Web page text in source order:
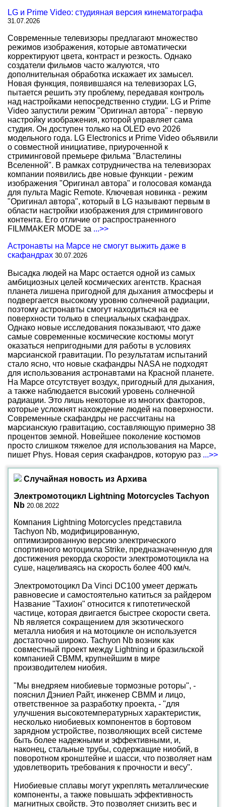
LG и Prime Video: студияная версия кинематографа
31.07.2026
Современные телевизоры предлагают множество
режимов изображения, которые автоматически
корректируют цвета, контраст и резкость. Однако
создатели фильмов часто жалуются, что
дополнительная обработка искажает их замысел.
Новая функция, появившаяся на телевизорах LG,
пытается решить эту проблему, передавая контроль
над настройками непосредственно студии. LG и Prime
Video запустили режим "Оригинал автора" - первую
настройку изображения, которой управляет сама
студия. Он доступен только на OLED evo 2026
модельного года. LG Electronics и Prime Video объявили
о совместной инициативе, приуроченной к
стриминговой премьере фильма "Властелины
Вселенной". В рамках сотрудничества на телевизорах
компании появились две новые функции - режим
изображения "Оригинал автора" и голосовая команда
для пульта Magic Remote. Ключевая новинка - режим
"Оригинал автора", который в LG называют первым в
области настройки изображения для стримингового
контента. Его отличие от распространенного
FILMMAKER MODE за ...>>
Астронавты на Марсе не смогут выжить даже в
скафандрах 30.07.2026
Высадка людей на Марс остается одной из самых
амбициозных целей космических агентств. Красная
планета лишена пригодной для дыхания атмосферы и
подвергается высокому уровню солнечной радиации,
поэтому астронавты смогут находиться на ее
поверхности только в специальных скафандрах.
Однако новые исследования показывают, что даже
самые современные космические костюмы могут
оказаться непригодными для работы в условиях
марсианской гравитации. По результатам испытаний
стало ясно, что новые скафандры NASA не подходят
для использования астронавтами на Красной планете.
На Марсе отсутствует воздух, пригодный для дыхания,
а также наблюдается высокий уровень солнечной
радиации. Это лишь некоторые из многих факторов,
которые усложнят нахождение людей на поверхности.
Современные скафандры не рассчитаны на
марсианскую гравитацию, составляющую примерно 38
процентов земной. Новейшее поколение костюмов
просто слишком тяжелое для использования на Марсе,
пишет Phys. Новая серия скафандров, которую раз ...>>
Случайная новость из Архива
Электромотоцикл Lightning Motorcycles Tachyon
Nb 20.08.2022
Компания Lightning Motorcycles представила
Tachyon Nb, модифицированную,
оптимизированную версию электрического
спортивного мотоцикла Strike, предназначенную для
достижения рекорда скорости электромотоцикла на
суше, нацеливаясь на скорость более 400 км/ч.
Электромотоцикл Da Vinci DC100 умеет держать
равновесие и самостоятельно катиться за райдером
Название "Тахион" относится к гипотетической
частице, которая двигается быстрее скорости света.
Nb является сокращением для экзотического
металла ниобия и на мотоцикле он используется
достаточно широко. Tachyon Nb возник как
совместный проект между Lightning и бразильской
компанией CBMM, крупнейшим в мире
производителем ниобия.
"Мы внедряем ниобиевые тормозные роторы", -
пояснил Дэниел Райт, инженер CBMM и лицо,
ответственное за разработку проекта, - "для
улучшения высокотемпературных характеристик,
несколько ниобиевых компонентов в бортовом
зарядном устройстве, позволяющих всей системе
быть более надежными и эффективными, и,
наконец, стальные трубы, содержащие ниобий, в
поворотном кронштейне и шасси, что позволяет нам
удовлетворить требования к прочности и весу".
Ниобиевые сплавы могут укреплять металлические
компоненты, а также повышать эффективность
магнитных свойств. Это позволяет снизить вес и